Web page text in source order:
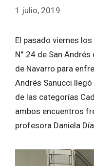
1 julio, 2019
El pasado viernes
N° 24 de San
de Navarro para
Andrés Sanucci
de las categorías
ambos encuentros
profesora Daniela